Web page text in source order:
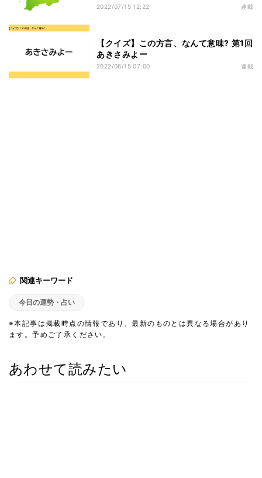
2022/07/15 12:22 連載
【クイズ】この方言、なんて意味? 第1回
あきさみよー
2022/06/15 07:00 連載
関連キーワード
今日の運勢・占い
※本記事は掲載時点の情報であり、最新のものとは異なる場合があり
ます。予めご了承ください。
あわせて読みたい